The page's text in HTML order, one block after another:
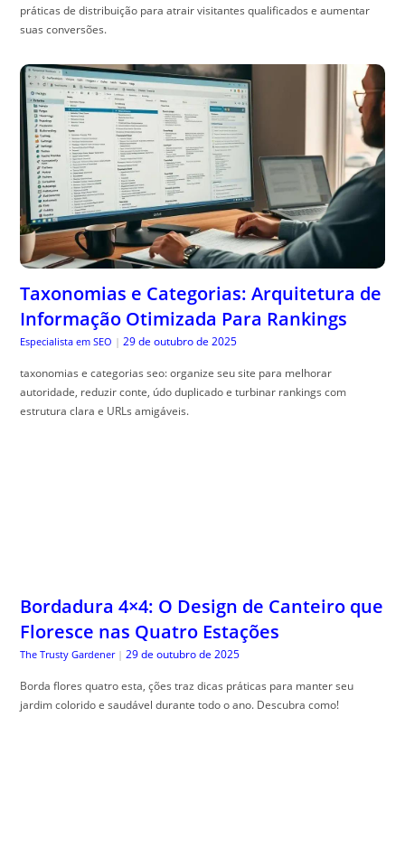
práticas de distribuição para atrair visitantes qualificados e aumentar
suas conversões.
Taxonomias e Categorias: Arquitetura de
Informação Otimizada Para Rankings
Especialista em SEO | 29 de outubro de 2025
taxonomias e categorias seo: organize seu site para melhorar
autoridade, reduzir conte, údo duplicado e turbinar rankings com
estrutura clara e URLs amigáveis.
Bordadura 4×4: O Design de Canteiro que
Floresce nas Quatro Estações
The Trusty Gardener | 29 de outubro de 2025
Borda flores quatro esta, ções traz dicas práticas para manter seu
jardim colorido e saudável durante todo o ano. Descubra como!